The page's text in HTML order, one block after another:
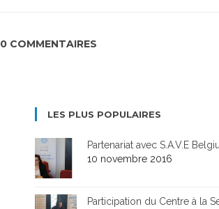
0 COMMENTAIRES
LES PLUS POPULAIRES
Partenariat avec S.A.V.E
10 novembre 2016
Participation du Centre à la